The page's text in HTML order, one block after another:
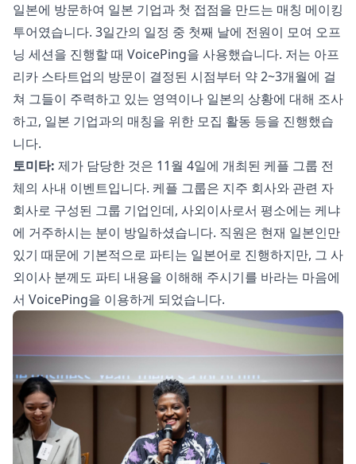
일본에 방문하여 일본 기업과 첫 접점을 만드는 매칭 메이킹
투어였습니다. 3일간의 일정 중 첫째 날에 전원이 모여 오프
닝 세션을 진행할 때 VoicePing을 사용했습니다. 저는 아프
리카 스타트업의 방문이 결정된 시점부터 약 2~3개월에 걸
쳐 그들이 주력하고 있는 영역이나 일본의 상황에 대해 조사
하고, 일본 기업과의 매칭을 위한 모집 활동 등을 진행했습
니다.
토미타: 제가 담당한 것은 11월 4일에 개최된 케플 그룹 전
체의 사내 이벤트입니다. 케플 그룹은 지주 회사와 관련 자
회사로 구성된 그룹 기업인데, 사외이사로서 평소에는 케냐
에 거주하시는 분이 방일하셨습니다. 직원은 현재 일본인만
있기 때문에 기본적으로 파티는 일본어로 진행하지만, 그 사
외이사 분께도 파티 내용을 이해해 주시기를 바라는 마음에
서 VoicePing을 이용하게 되었습니다.